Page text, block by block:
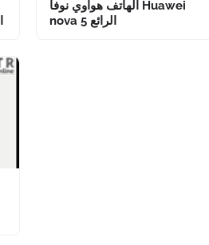
الهاتف هواوي نوفا Huawei
nova 5 الرائع